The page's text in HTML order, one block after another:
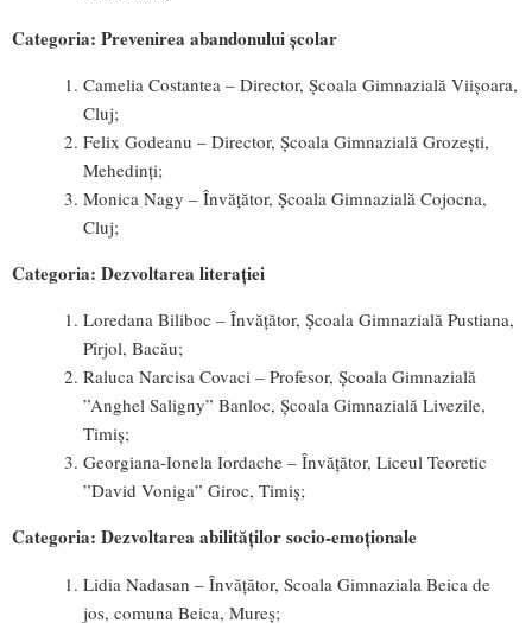
Categoria: Prevenirea abandonului școlar
Camelia Costantea – Director, Școala Gimnazială Viișoara,
Cluj;
Felix Godeanu – Director, Școala Gimnazială Grozești,
Mehedinți;
Monica Nagy – Învățător, Școala Gimnazială Cojocna,
Cluj;
Categoria: Dezvoltarea literației
Loredana Biliboc – Învățător, Școala Gimnazială Pustiana,
Pîrjol, Bacău;
Raluca Narcisa Covaci – Profesor, Școala Gimnazială
”Anghel Saligny” Banloc, Școala Gimnazială Livezile,
Timiș;
Georgiana-Ionela Iordache – Învățător, Liceul Teoretic
”David Voniga” Giroc, Timiș;
Categoria: Dezvoltarea abilităților socio-emoționale
Lidia Nadasan – Învățător, Scoala Gimnaziala Beica de
jos, comuna Beica, Mureș;